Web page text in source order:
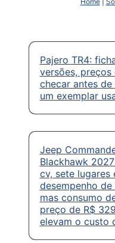
Pajero TR4:
versões, preços
checar antes
um exemplar
Jeep
Blackhawk
cv, sete lugares
desempenho
mas consumo
preço de R$
elevam o custo